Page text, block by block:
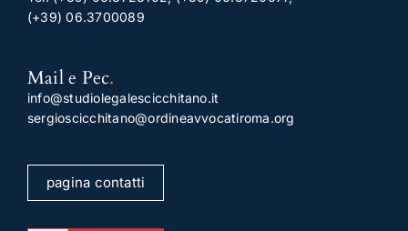
(+39) 06.3700089
Mail e Pec.
info@studiolegalescicchitano.it
sergioscicchitano@ordineavvocatiroma.org
pagina contatti